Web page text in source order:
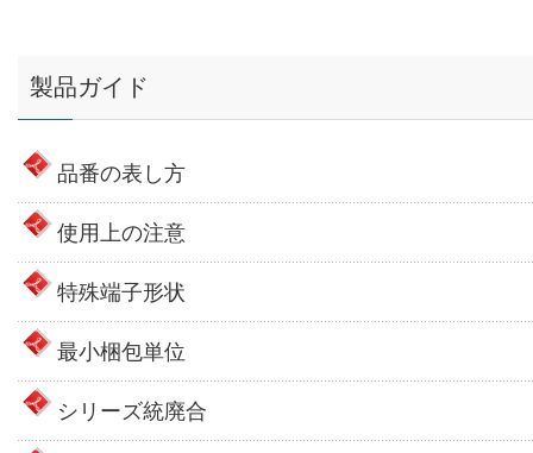
製品ガイド
品番の表し方
使用上の注意
特殊端子形状
最小梱包単位
シリーズ統廃合